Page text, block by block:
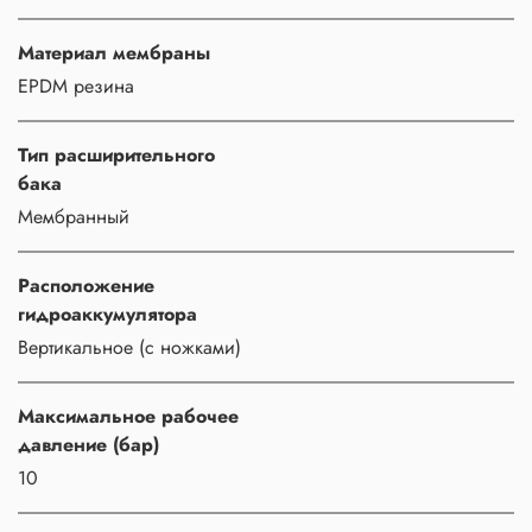
Материал мембраны
EPDM резина
Тип расширительного
бака
Мембранный
Расположение
гидроаккумулятора
Вертикальное (с ножками)
Максимальное рабочее
давление (бар)
10